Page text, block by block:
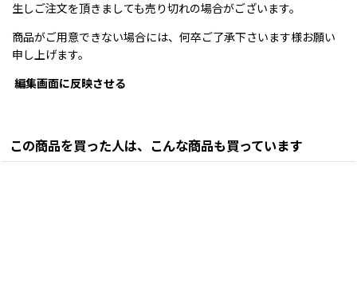
生しご注文を頂きましても売り切れの場合がございます。
商品がご用意できない場合には、何卒ご了承下さいます様お願い
申し上げます。
編集画面に反映させる
この商品を買った人は、こんな商品も買っています